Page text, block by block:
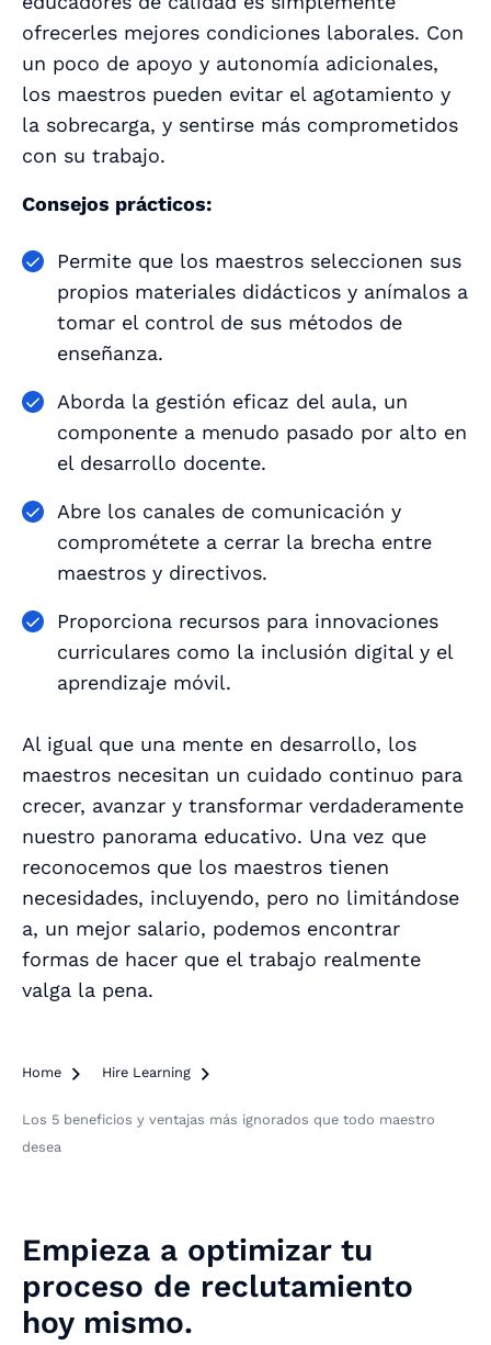
ofrecerles mejores condiciones laborales. Con
un poco de apoyo y autonomía adicionales,
los maestros pueden evitar el agotamiento y
la sobrecarga, y sentirse más comprometidos
con su trabajo.
Consejos prácticos:
Permite que los maestros seleccionen sus
propios materiales didácticos y anímalos a
tomar el control de sus métodos de
enseñanza.
Aborda la gestión eficaz del aula, un
componente a menudo pasado por alto en
el desarrollo docente.
Abre los canales de comunicación y
comprométete a cerrar la brecha entre
maestros y directivos.
Proporciona recursos para innovaciones
curriculares como la inclusión digital y el
aprendizaje móvil.
Al igual que una mente en desarrollo, los
maestros necesitan un cuidado continuo para
crecer, avanzar y transformar verdaderamente
nuestro panorama educativo. Una vez que
reconocemos que los maestros tienen
necesidades, incluyendo, pero no limitándose
a, un mejor salario, podemos encontrar
formas de hacer que el trabajo realmente
valga la pena.
Home  Hire Learning 
Los 5 beneficios y ventajas más ignorados que todo maestro
desea
Empieza a optimizar tu
proceso de reclutamiento
hoy mismo.